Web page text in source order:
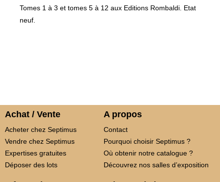
Tomes 1 à 3 et tomes 5 à 12 aux Editions Rombaldi. Etat
neuf.
Achat / Vente
Acheter chez Septimus
Vendre chez Septimus
Expertises gratuites
Déposer des lots
A propos
Contact
Pourquoi choisir Septimus ?
Où obtenir notre catalogue ?
Découvrez nos salles d’exposition